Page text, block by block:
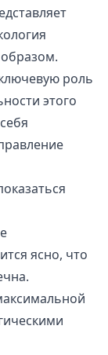
роль
этого
ясно, что